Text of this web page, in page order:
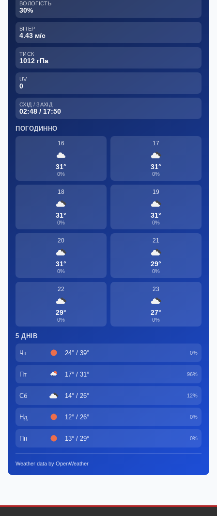
ВОЛОГІСТЬ
30%
ВІТЕР
4.43 м/с
ТИСК
1012 гПа
UV
0
СХІД / ЗАХІД
02:48 / 17:50
ПОГОДИННО
16
31°
0%
17
31°
0%
18
31°
0%
19
31°
0%
20
31°
0%
21
29°
0%
22
29°
0%
23
27°
0%
5 ДНІВ
Чт 24° / 39° 0%
Пт 17° / 31° 96%
Сб 14° / 26° 12%
Нд 12° / 26° 0%
Пн 13° / 29° 0%
Weather data by OpenWeather